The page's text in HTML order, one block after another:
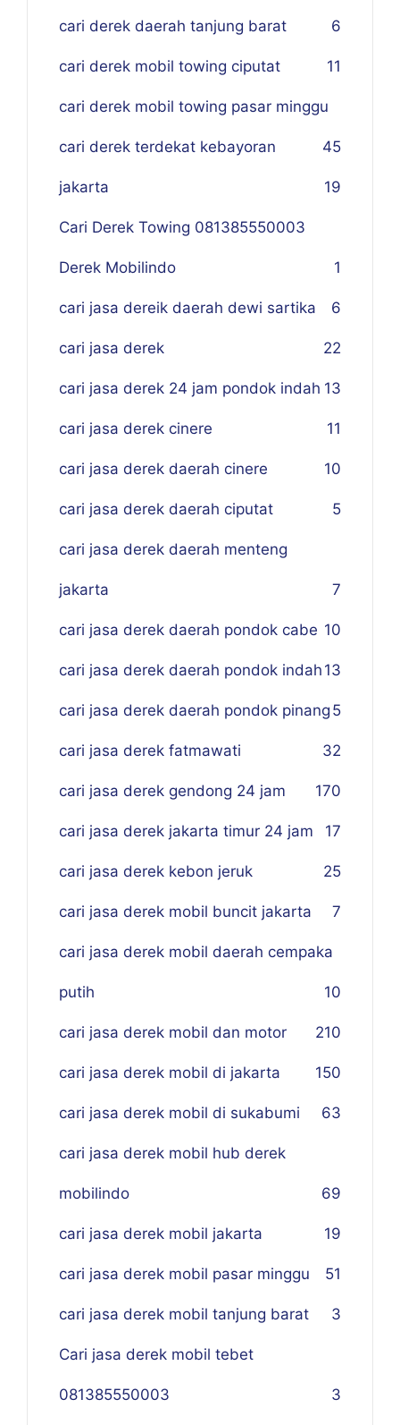
cari derek daerah tanjung barat 6
cari derek mobil towing ciputat 11
cari derek mobil towing pasar minggu
45
cari derek terdekat kebayoran
jakarta 19
Cari Derek Towing 081385550003
Derek Mobilindo 1
cari jasa dereik daerah dewi sartika 6
cari jasa derek 22
cari jasa derek 24 jam pondok indah 13
cari jasa derek cinere 11
cari jasa derek daerah cinere 10
cari jasa derek daerah ciputat 5
cari jasa derek daerah menteng
jakarta 7
cari jasa derek daerah pondok cabe 10
cari jasa derek daerah pondok indah 13
cari jasa derek daerah pondok pinang 5
cari jasa derek fatmawati 32
cari jasa derek gendong 24 jam 170
cari jasa derek jakarta timur 24 jam 17
cari jasa derek kebon jeruk 25
cari jasa derek mobil buncit jakarta 7
cari jasa derek mobil daerah cempaka
putih 10
cari jasa derek mobil dan motor 210
cari jasa derek mobil di jakarta 150
cari jasa derek mobil di sukabumi 63
cari jasa derek mobil hub derek
mobilindo 69
cari jasa derek mobil jakarta 19
cari jasa derek mobil pasar minggu 51
cari jasa derek mobil tanjung barat 3
Cari jasa derek mobil tebet
081385550003 3